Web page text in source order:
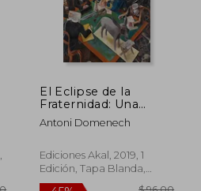
El Eclipse de la
Fraternidad: Una
Revisión Republicana
de la Tradición
Antoni Domenech
Ediciones Akal, 2019, 1
Edición, Tapa Blanda,
Nuevo